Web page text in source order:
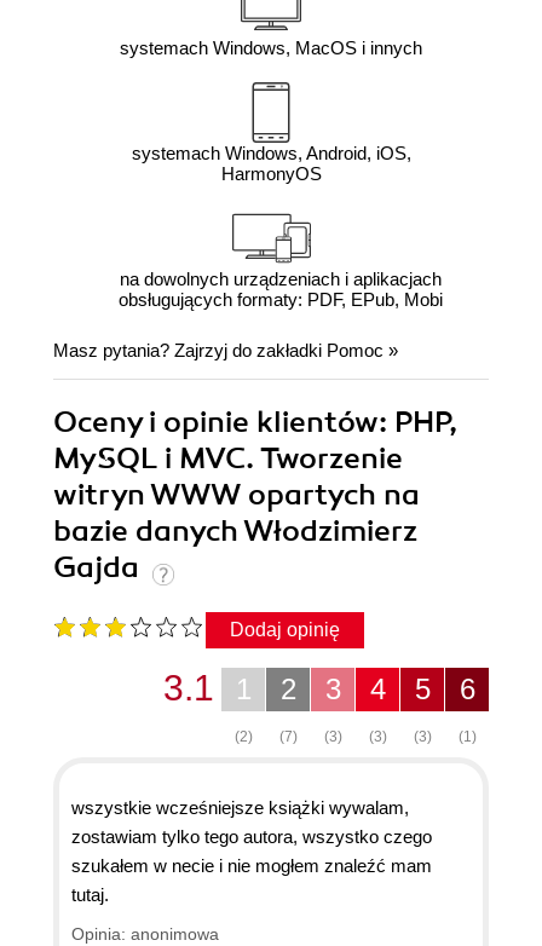
systemach Windows, MacOS i innych
systemach Windows, Android, iOS,
HarmonyOS
na dowolnych urządzeniach i aplikacjach
obsługujących formaty: PDF, EPub, Mobi
Masz pytania? Zajrzyj do zakładki Pomoc »
Oceny i opinie klientów: PHP,
MySQL i MVC. Tworzenie
witryn WWW opartych na
bazie danych Włodzimierz
Gajda
Dodaj opinię
6
(1)
5
(3)
4
(3)
3
(3)
2
(7)
1
(2)
3.1
wszystkie wcześniejsze książki wywalam,
zostawiam tylko tego autora, wszystko czego
szukałem w necie i nie mogłem znaleźć mam
tutaj.
Opinia: anonimowa